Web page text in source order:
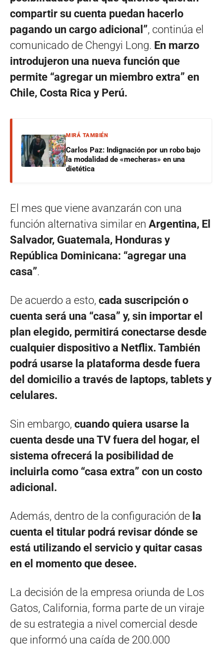
compartir su cuenta puedan hacerlo
pagando un cargo adicional”, continúa el
comunicado de Chengyi Long. En marzo
introdujeron una nueva función que
permite “agregar un miembro extra” en
Chile, Costa Rica y Perú.
MIRÁ TAMBIÉN
Carlos Paz: Indignación por un robo bajo
la modalidad de «mecheras» en una
dietética
El mes que viene avanzarán con una
función alternativa similar en Argentina, El
Salvador, Guatemala, Honduras y
República Dominicana: “agregar una
casa”.
De acuerdo a esto, cada suscripción o
cuenta será una “casa” y, sin importar el
plan elegido, permitirá conectarse desde
cualquier dispositivo a Netflix. También
podrá usarse la plataforma desde fuera
del domicilio a través de laptops, tablets y
celulares.
Sin embargo, cuando quiera usarse la
cuenta desde una TV fuera del hogar, el
sistema ofrecerá la posibilidad de
incluirla como “casa extra” con un costo
adicional.
Además, dentro de la configuración de la
cuenta el titular podrá revisar dónde se
está utilizando el servicio y quitar casas
en el momento que desee.
La decisión de la empresa oriunda de Los
Gatos, California, forma parte de un viraje
de su estrategia a nivel comercial desde
que informó una caída de 200.000